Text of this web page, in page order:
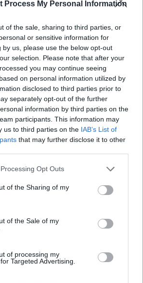
Process My Personal Information
of the sale, sharing to third parties, or
or sensitive information for
by us, please use the below opt-out
selection. Please note that after your
you may continue seeing
on personal information utilized by
disclosed to third parties prior to
separately opt-out of the further
information by third parties on the
participants. This information may
us to third parties on the IAB’s List of
that may further disclose it to other
Opt Outs
of the Sharing of my
of the Sale of my
of processing my
Targeted Advertising.
της Δικτύου διοργανώνοντας
Καρπενήσι
30/07/26 16:46
Olympic Yacht Show 2026: Η
«αφρόκρεμα» του ελληνικού
yachting δίνει ραντεβού στο
Λαύριο, το τετραήμερο 15-18
Οκτωβρίου 2026
30/07/26|16:34
ENTERPRISE GREECE και
ΣΕΠΕΕ ένωσαν δυνάμεις για την
προώθηση των εξαγωγών
ένδυσης – κλωστοϋφαντουργίας
30/07/26| 13:16
Η νέα ευρωπαϊκή έκθεση για την
τις 28 Οκτωβρίου
Η ena athletics συνεργάζεται με
το ΣΠΑΡΤΑΘΛΟΝ